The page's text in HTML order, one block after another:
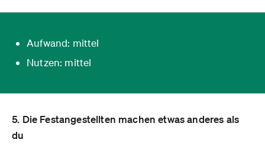
Aufwand: mittel
Nutzen: mittel
5. Die Festangestellten machen etwas anderes als
du